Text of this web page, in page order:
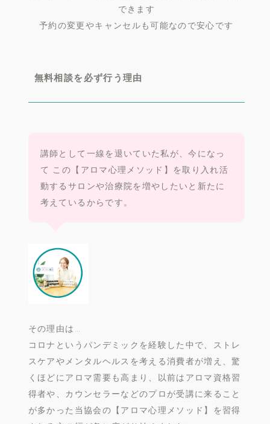
できます
予約の変更やキャンセルも可能なので安心です
無料相談を必ず行う理由
講師として一線を退いていた私が、今になっ
て この【アロマ心理メソッド】を取り入れ活
動するサロンや治療院を増やしたいと新たに
考えているからです。
その理由は…
コロナというパンデミックを経験した中で、ストレ
スケアやメンタルヘルスを考える消費者が増え、驚
くほどにアロマ需要も高まり、以前はアロマ資格習
得者や、カウンセラーなどのプロが受講に来ること
が多かった当協会の【アロマ心理メソッド】を習得